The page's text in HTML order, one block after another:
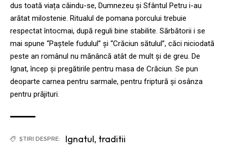
dus toată viața căindu-se, Dumnezeu și Sfântul Petru i-au
arătat milostenie. Ritualul de pomana porcului trebuie
respectat întocmai, după reguli bine stabilite. Sărbătorii i se
mai spune “Paştele fudulul” şi “Crăciun sătulul”, căci niciodată
peste an românul nu mănâncă atât de mult şi de greu. De
Ignat, încep și pregătirile pentru masa de Crăciun. Se pun
deoparte carnea pentru sarmale, pentru friptură și osânza
pentru prăjituri.
ȘTIRI DESPRE: Ignatul, traditii